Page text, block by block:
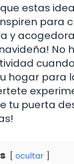
estas
para
y
No
hogar para
tu puerta
ocultar